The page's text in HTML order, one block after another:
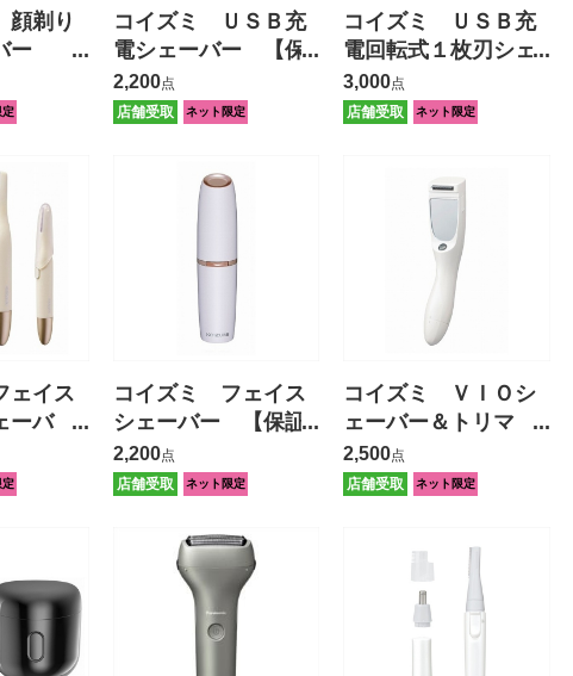
剃り
ー
定
コイズミ ＵＳＢ充
電シェーバー 【保
証有】
2,200点
店舗受取
ネット限定
コイズミ ＵＳＢ充
電回転式１枚刃シェ
ーバー 【保証有】
3,000点
店舗受取
ネット限定
イス
ーバ
定
コイズミ フェイス
シェーバー 【保証
有】
2,200点
店舗受取
ネット限定
コイズミ ＶＩＯシ
ェーバー＆トリマ
ー 【保証有】
2,500点
店舗受取
ネット限定